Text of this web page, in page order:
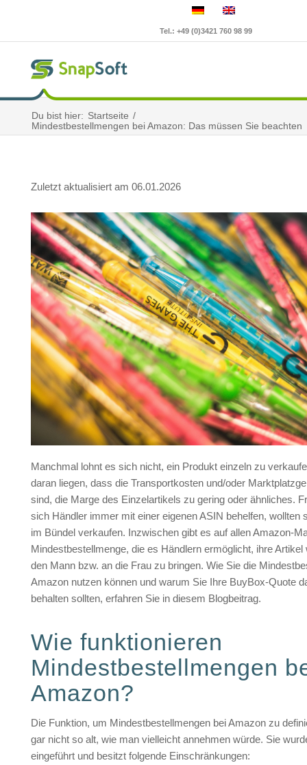
Tel.: +49 (0)3421 760 98 99
Du bist hier: Startseite /
Mindestbestellmengen bei Amazon: Das müssen Sie beachten
Zuletzt aktualisiert am 06.01.2026
Manchmal lohnt es sich nicht, ein Produkt einzeln zu
daran liegen, dass die Transportkosten und/oder
sind, die Marge des Einzelartikels zu gering oder ähnliches.
sich Händler immer mit einer eigenen ASIN behelfen, wollten
im Bündel verkaufen. Inzwischen gibt es auf allen Amazon-
Mindestbestellmenge, die es Händlern ermöglicht, ihre Artikel
den Mann bzw. an die Frau zu bringen. Wie Sie die
Amazon nutzen können und warum Sie Ihre BuyBox-Quote
behalten sollten, erfahren Sie in diesem Blogbeitrag.
Wie funktionieren
Mindestbestellmengen
Amazon?
Die Funktion, um Mindestbestellmengen bei Amazon zu
gar nicht so alt, wie man vielleicht annehmen würde. Sie
eingeführt und besitzt folgende Einschränkungen: